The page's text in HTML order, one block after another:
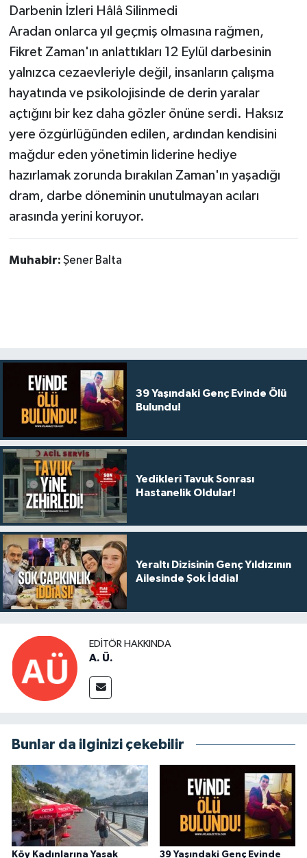
Darbenin İzleri Hâlâ Silinmedi
Aradan onlarca yıl geçmiş olmasına rağmen,
Fikret Zaman'ın anlattıkları 12 Eylül darbesinin
yalnızca cezaevleriyle değil, insanların çalışma
hayatında ve psikolojisinde de derin yaralar
açtığını bir kez daha gözler önüne serdi. Haksız
yere özgürlüğünden edilen, ardından kendisini
mağdur eden yönetimin liderine hediye
hazırlamak zorunda bırakılan Zaman'ın yaşadığı
dram, darbe döneminin unutulmayan acıları
arasında yerini koruyor.
Muhabir: Şener Balta
39 Yaşındaki Genç Evinde Ölü
Bulundu!
Yedikleri Tavuk Sonrası
Hastanelik Oldular!
Yeraltı Dizisinin Genç Yıldızının
Ailesinde Şok İddia!
EDITÖR HAKKINDA
A. Ü.
Bunlar da ilginizi çekebilir
Köy Kadınlarına Yasak 39 Yaşındaki Genç Evinde